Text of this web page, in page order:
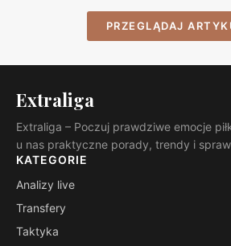
PRZEGLĄDAJ
Extraliga
Extraliga – Poczuj prawdziwe emocje
u nas praktyczne porady, trendy i
KATEGORIE
Analizy live
Transfery
Taktyka